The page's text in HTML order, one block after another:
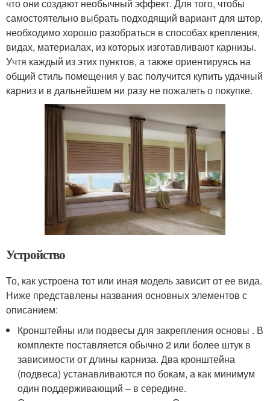
что они создают необычный эффект. Для того, чтобы
самостоятельно выбрать подходящий вариант для штор,
необходимо хорошо разобраться в способах крепления,
видах, материалах, из которых изготавливают карнизы.
Учтя каждый из этих пунктов, а также ориентируясь на
общий стиль помещения у вас получится купить удачный
карниз и в дальнейшем ни разу не пожалеть о покупке.
Устройство
То, как устроена тот или иная модель зависит от ее вида.
Ниже представлены названия основных элементов с
описанием:
Кронштейны или подвесы для закрепления основы . В
комплекте поставляется обычно 2 или более штук в
зависимости от длины карниза. Два кронштейна
(подвеса) устанавливаются по бокам, а как минимум
один поддерживающий – в середине.